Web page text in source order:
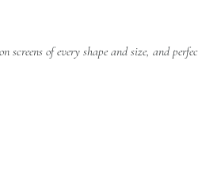
of every shape and size, and